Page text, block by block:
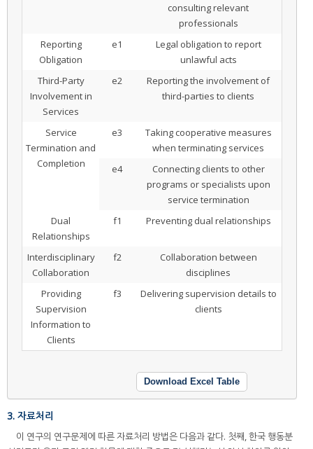
consulting relevant
professionals
Reporting
Obligation
e1
Legal obligation to report
unlawful acts
Third-Party
Involvement in
Services
e2
Reporting the involvement of
third-parties to clients
Service
Termination and
Completion
e3
Taking cooperative measures
when terminating services
e4
Connecting clients to other
programs or specialists upon
service termination
Dual
Relationships
f1 Preventing dual relationships
Interdisciplinary
Collaboration
f2
Collaboration between
disciplines
Providing
Supervision
Information to
Clients
f3
Delivering supervision details to
clients
Download Excel Table
3. 자료처리
이 연구의 연구문제에 따른 자료처리 방법은 다음과 같다. 첫째, 한국 행동분